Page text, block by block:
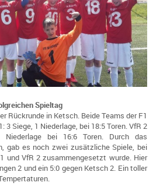
Spieltag
Rückrunde in Ketsch. Beide Teams der F1
Siege, 1 Niederlage, bei 18:5 Toren. VfR 2
bei 16:6 Toren. Durch das
gab es noch zwei zusätzliche Spiele, bei
und VfR 2 zusammengesetzt wurde. Hier
2 und ein 5:0 gegen Ketsch 2. Ein toller